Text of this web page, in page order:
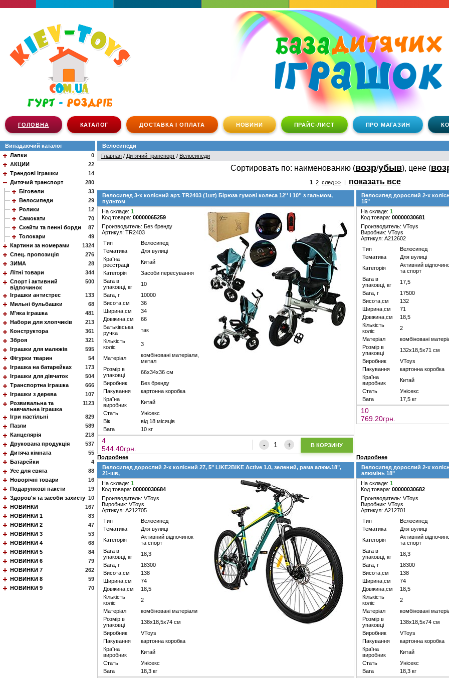
ГОЛОВНА КАТАЛОГ ДОСТАВКА І ОПЛАТА НОВИНИ ПРАЙС-ЛИСТ ПРО МАГАЗИН
Випадаючий каталог
0
Лапки
22
АКЦИИ
14
Трендові Іграшки
280
Дитячий транспорт
33
Біговели
29
Велосипеди
12
Ролики
70
Самокати
87
Скейти та пенні борди
49
Толокари
1324
Картини за номерами
276
Спец. пропозиція
28
ЗИМА
344
Літні товари
500
Спорт і активний
відпочинок
133
Іграшки антистрес
68
Мильні бульбашки
481
М'яка іграшка
213
Набори для хлопчиків
361
Конструктора
321
Зброя
595
Іграшки для малюків
54
Фігурки тварин
173
Іграшка на батарейках
504
Іграшки для дівчаток
666
Транспортна іграшка
107
Іграшки з дерева
1123
Розвивальна та
навчальна іграшка
829
Ігри настільні
589
Пазли
218
Канцелярія
537
Друкована продукція
55
Дитяча кімната
4
Батарейки
88
Усе для свята
16
Новорічні товари
19
Подарункові пакети
10
Здоров'я та засоби захисту
167
НОВИНКИ
83
НОВИНКИ 1
47
НОВИНКИ 2
53
НОВИНКИ 3
68
НОВИНКИ 4
84
НОВИНКИ 5
79
НОВИНКИ 6
262
НОВИНКИ 7
59
НОВИНКИ 8
70
НОВИНКИ 9
Велосипеди
Главная / Дитячий транспорт / Велосипеди
Сортировать по: наименованию (возр/убыв), цене (
1 2 след >> | показать все
Велосипед 3-х колісний арт. TR2403 (1шт) Бірюза гумові колеса 12'' і 10'' з гальмом,
пультом
На складе: 1
Код товара: 00000065259
Производитель: Без бренду
Артикул: TR2403
Тип
Велосипед
Тематика
Для вулиці
Країна
реєстрації
Китай
Категорія
Засоби пересування
Вага в
упаковці, кг
10
Вага, г
10000
Висота,см
36
Ширина,см
34
Довжина,см
66
Батьківська
ручка
так
Кількість
коліс
3
Матеріал
комбіновані матеріали,
метал
Розмір в
упаковці
66х34х36 см
Виробник
Без бренду
Пакування
картонна коробка
Країна
виробник
Китай
Стать
Унісекс
Вік
від 18 місяців
Вага
10 кг
4
544.40грн.
В КОРЗИНУ
Велосипед дорослий 2-х
15"
На складе: 1
Код товара: 00000030681
Производитель: VToys
Виробник: VToys
Артикул: A212602
Тип
Велосипед
Тематика
Для вулиці
Категорія
Активний
та спорт
Вага в
упаковці, кг
17,5
Вага, г
17500
Висота,см
132
Ширина,см
71
Довжина,см
18,5
Кількість
коліс
2
Матеріал
комбіновані
Розмір в
упаковці
132х18,5х71 см
Виробник
VToys
Пакування
картонна коробка
Країна
виробник
Китай
Стать
Унісекс
Вага
17,5 кг
10
769.20грн.
Подробнее
Подробнее
Велосипед дорослий 2-х колісний 27, 5" LIKE2BIKE Active 1.0, зелений, рама алюм.18",
21-шв,
На складе: 1
Код товара: 00000030684
Производитель: VToys
Виробник: VToys
Артикул: A212705
Тип
Велосипед
Тематика
Для вулиці
Категорія
Активний відпочинок
та спорт
Вага в
упаковці, кг
18,3
Вага, г
18300
Висота,см
138
Ширина,см
74
Довжина,см
18,5
Кількість
коліс
2
Матеріал
комбіновані матеріали
Розмір в
упаковці
138х18,5х74 см
Виробник
VToys
Пакування
картонна коробка
Країна
виробник
Китай
Стать
Унісекс
Вага
18,3 кг
Велосипед дорослий 2-х
алюмінь 18"
На складе: 1
Код товара: 00000030682
Производитель: VToys
Виробник: VToys
Артикул: A212701
Тип
Велосипед
Тематика
Для вулиці
Категорія
Активний
та спорт
Вага в
упаковці, кг
18,3
Вага, г
18300
Висота,см
138
Ширина,см
74
Довжина,см
18,5
Кількість
коліс
2
Матеріал
комбіновані
Розмір в
упаковці
138х18,5х74 см
Виробник
VToys
Пакування
картонна коробка
Країна
виробник
Китай
Стать
Унісекс
Вага
18,3 кг